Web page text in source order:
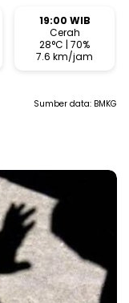
19:00 WIB
Cerah
28°C | 70%
7.6 km/jam
Sumber data: BMKG